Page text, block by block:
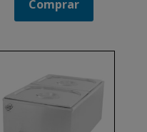
Comprar